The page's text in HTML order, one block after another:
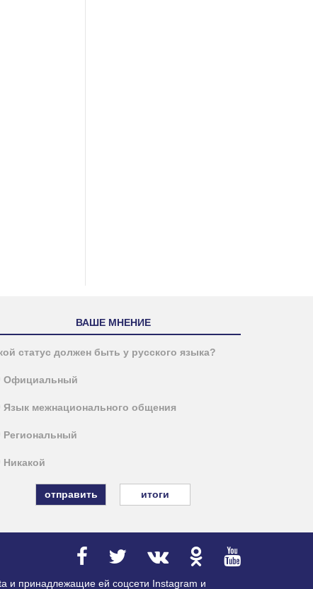
ВАШЕ МНЕНИЕ
статус должен быть у русского языка?
Официальный
Язык межнационального общения
Региональный
Никакой
итоги
и принадлежащие ей соцсети Instagram и